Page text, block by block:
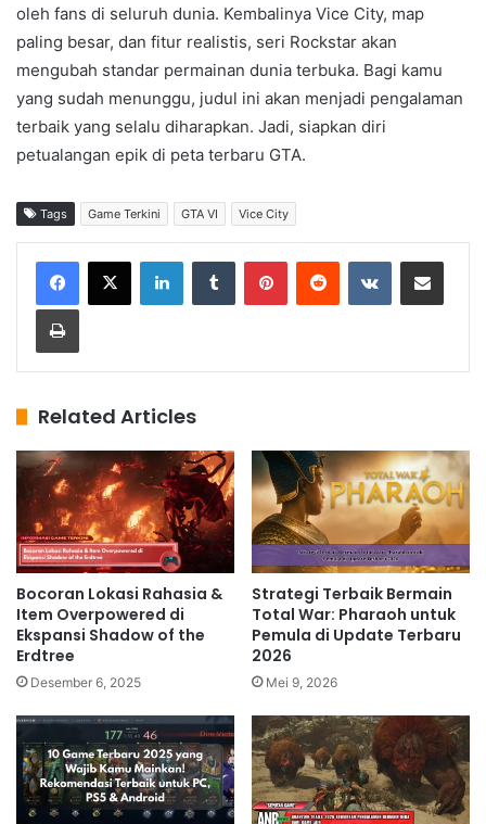
oleh fans di seluruh dunia. Kembalinya Vice City, map
paling besar, dan fitur realistis, seri Rockstar akan
mengubah standar permainan dunia terbuka. Bagi kamu
yang sudah menunggu, judul ini akan menjadi pengalaman
terbaik yang selalu diharapkan. Jadi, siapkan diri
petualangan epik di peta terbaru GTA.
Tags Game Terkini GTA VI Vice City
Related Articles
Bocoran Lokasi Rahasia &
Item Overpowered di
Ekspansi Shadow of the
Erdtree
Desember 6, 2025
Strategi Terbaik Bermain
Total War: Pharaoh untuk
Pemula di Update Terbaru
2026
Mei 9, 2026